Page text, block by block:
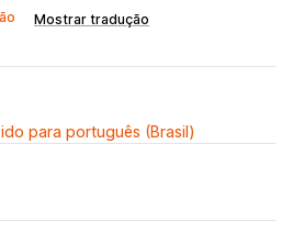
Mostrar tradução
para português (Brasil)